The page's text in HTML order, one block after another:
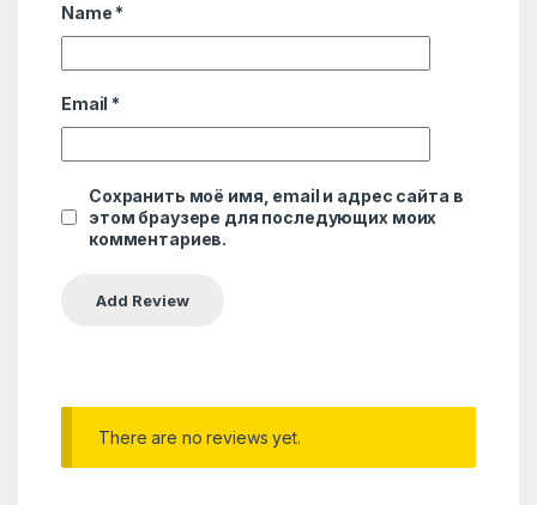
Name *
Email *
Сохранить моё имя, email и адрес сайта в
этом браузере для последующих моих
комментариев.
There are no reviews yet.